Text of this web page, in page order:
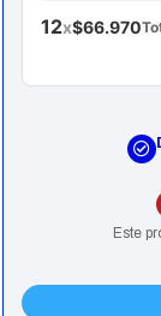
12x$66.970
Este